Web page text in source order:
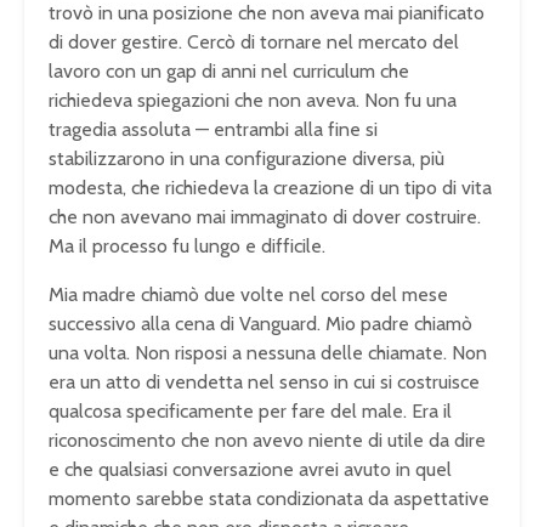
trovò in una posizione che non aveva mai pianificato
di dover gestire. Cercò di tornare nel mercato del
lavoro con un gap di anni nel curriculum che
richiedeva spiegazioni che non aveva. Non fu una
tragedia assoluta — entrambi alla fine si
stabilizzarono in una configurazione diversa, più
modesta, che richiedeva la creazione di un tipo di vita
che non avevano mai immaginato di dover costruire.
Ma il processo fu lungo e difficile.
Mia madre chiamò due volte nel corso del mese
successivo alla cena di Vanguard. Mio padre chiamò
una volta. Non risposi a nessuna delle chiamate. Non
era un atto di vendetta nel senso in cui si costruisce
qualcosa specificamente per fare del male. Era il
riconoscimento che non avevo niente di utile da dire
e che qualsiasi conversazione avrei avuto in quel
momento sarebbe stata condizionata da aspettative